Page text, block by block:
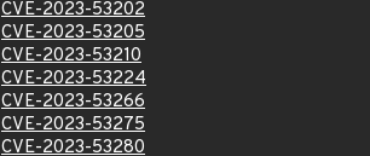
CVE-2023-53202
CVE-2023-53205
CVE-2023-53210
CVE-2023-53224
CVE-2023-53266
CVE-2023-53275
CVE-2023-53280